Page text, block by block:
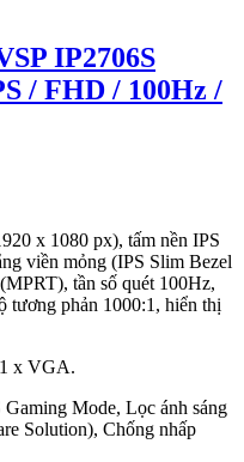
IP2706S
/ FHD / 100Hz /
x 1080 px), tấm nền IPS
viền mỏng (IPS Slim Bezel
tần số quét 100Hz,
tương phản 1000:1, hiển thị
x VGA.
Gaming Mode, Lọc ánh sáng
Solution), Chống nhấp